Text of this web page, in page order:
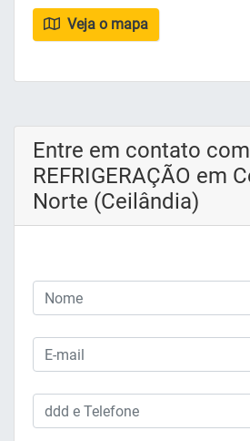
Veja o mapa
Entre em contato com
REFRIGERAÇÃO em
Norte (Ceilândia)